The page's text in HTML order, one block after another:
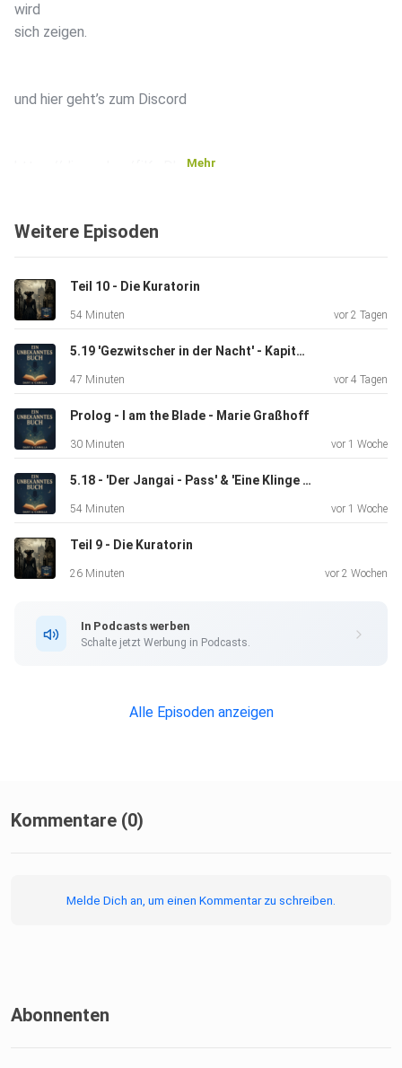
wird
sich zeigen.
und hier geht’s zum Discord
https://discord.gg/fjKwDhunEf
und hier zu Instagram
https://www.instagram.com/ein_unbekanntes_buch?
igsh=MTU0NzdxbW1tNG9mOQ%3D%3D&utm_source=qr
Wenn du mit reden möchtest dann geht’s hier zum Discord
Mehr
Weitere Episoden
Teil 10 - Die Kuratorin
54 Minuten vor 2 Tagen
5.19 'Gezwitscher in der Nacht' - Kapitel 22 Das Rad der Zeit 5
47 Minuten vor 4 Tagen
Prolog - I am the Blade - Marie Graßhoff
30 Minuten vor 1 Woche
5.18 - 'Der Jangai - Pass' & 'Eine Klinge zum Geschenk' - Das Rad der Zeit 5
54 Minuten vor 1 Woche
Teil 9 - Die Kuratorin
26 Minuten vor 2 Wochen
In Podcasts werben
Schalte jetzt Werbung in Podcasts.
Alle Episoden anzeigen
Kommentare (0)
Melde Dich an, um einen Kommentar zu schreiben.
Abonnenten